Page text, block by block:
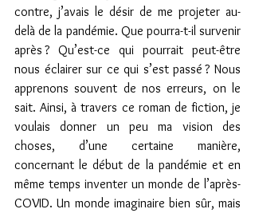
contre, j’avais le désir de me projeter au-
delà de la pandémie. Que pourra-t-il survenir
après ? Qu’est-ce qui pourrait peut-être
nous éclairer sur ce qui s’est passé ? Nous
apprenons souvent de nos erreurs, on le
sait. Ainsi, à travers ce roman de fiction, je
voulais donner un peu ma vision des
choses, d’une certaine manière,
concernant le début de la pandémie et en
même temps inventer un monde de l’après-
COVID. Un monde imaginaire bien sûr, mais